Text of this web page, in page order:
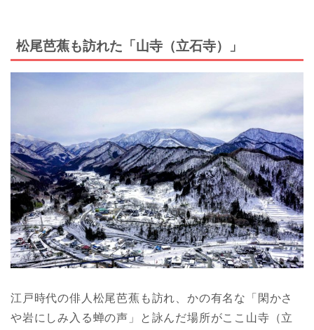
松尾芭蕉も訪れた「山寺（立石寺）」
江戸時代の俳人松尾芭蕉も訪れ、かの有名な「閑かさ
や岩にしみ入る蝉の声」と詠んだ場所がここ山寺（立